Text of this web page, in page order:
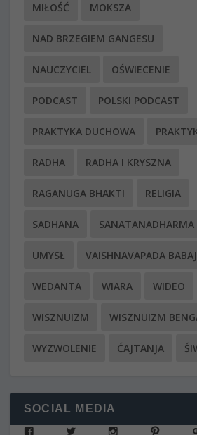
MIŁOŚĆ MOKSZA
NAD BRZEGIEM GANGESU
NAUCZYCIEL OŚWIECENIE
PODCAST POLSKI PODCAST
PRAKTYKA DUCHOWA
RADHA RADHA I KRYSZNA
RAGANUGA BHAKTI RELIGIA
SADHANA SANATANADHARMA
UMYSŁ VAISHNAVAPADA
WEDANTA WIARA WIDEO
WISZNUIZM WISZNUIZM
WYZWOLENIE ĆAJTANJA
SOCIAL MEDIA